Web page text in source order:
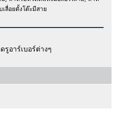
เลื่อยตั้งโต๊ะมีสาย
อาร์เบอร์ต่างๆ